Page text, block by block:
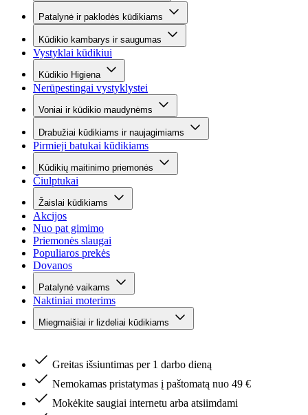
Patalynė ir paklodės kūdikiams
Kūdikio kambarys ir saugumas
Vystyklai kūdikiui
Kūdikio Higiena
Nerūpestingai vystyklystei
Voniai ir kūdikio maudynėms
Drabužiai kūdikiams ir naujagimiams
Pirmieji batukai kūdikiams
Kūdikių maitinimo priemonės
Čiulptukai
Žaislai kūdikiams
Akcijos
Nuo pat gimimo
Priemonės slaugai
Populiaros prekės
Dovanos
Patalynė vaikams
Naktiniai moterims
Miegmaišiai ir lizdeliai kūdikiams
Greitas išsiuntimas per 1 darbo dieną
Nemokamas pristatymas į paštomatą nuo 49 €
Mokėkite saugiai internetu arba atsiimdami